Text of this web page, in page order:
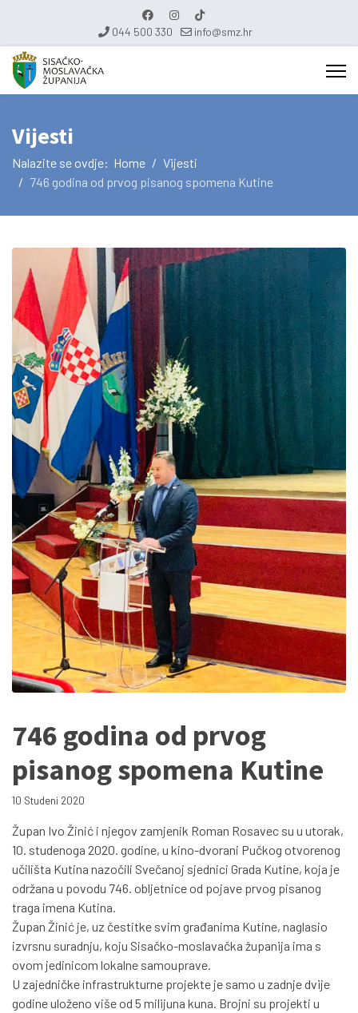
044 500 330 info@smz.hr
Vijesti
Nalazite se ovdje: Home
Vijesti
746 godina od prvog pisanog spomena Kutine
746 godina od prvog
pisanog spomena Kutine
10 Studeni 2020
Župan Ivo Žinić i njegov zamjenik Roman Rosavec su u utorak,
10. studenoga 2020. godine, u kino-dvorani Pučkog otvorenog
učilišta Kutina nazočili Svečanoj sjednici Grada Kutine, koja je
održana u povodu 746. obljetnice od pojave prvog pisanog
traga imena Kutina.
Župan Žinić je, uz čestitke svim građanima Kutine, naglasio
izvrsnu suradnju, koju Sisačko-moslavačka županija ima s
ovom jedinicom lokalne samouprave.
U zajedničke infrastrukturne projekte je samo u zadnje dvije
godine uloženo više od 5 milijuna kuna. Brojni su projekti u